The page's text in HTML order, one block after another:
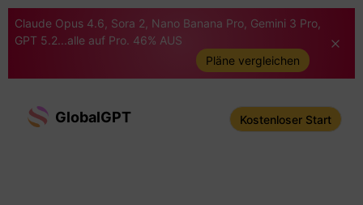
Claude Opus 4.6, Sora 2, Nano Banana Pro, Gemini 3 Pro,
GPT 5.2...alle auf Pro. 46% AUS
Pläne vergleichen
GlobalGPT Kostenloser Start